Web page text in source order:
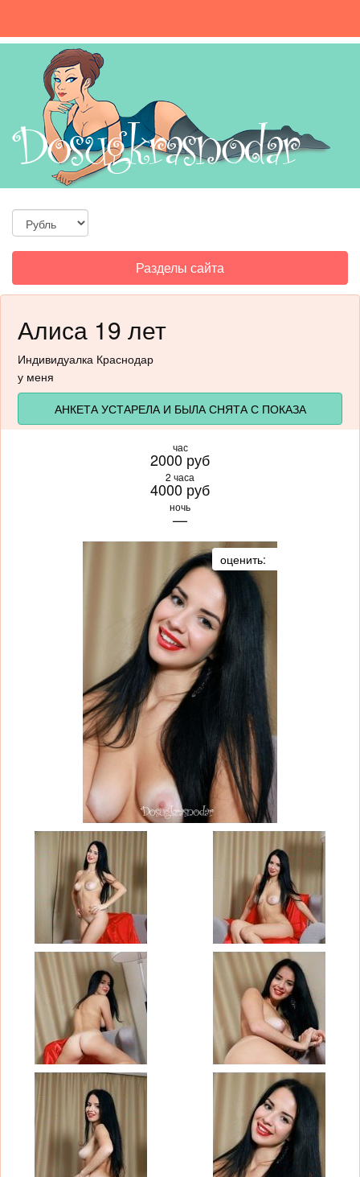
Toggle
navigation
Разделы сайта
Алиса 19 лет
Индивидуалка Краснодар
у меня
АНКЕТА УСТАРЕЛА И БЫЛА СНЯТА С ПОКАЗА
час
2000 руб
2 часа
4000 руб
ночь
—
оценить: